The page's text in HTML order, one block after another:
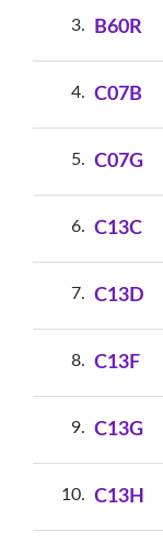
3 B60R
4 C07B
5 C07G
6 C13C
7 C13D
8 C13F
9 C13G
10 C13H